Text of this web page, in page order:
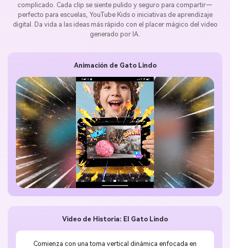
complicado. Cada clip se siente pulido y seguro para compartir—
perfecto para escuelas, YouTube Kids o iniciativas de aprendizaje
digital. Da vida a las ideas más rápido con el placer mágico del video
generado por IA.
Video de Historia: El Gato Lindo
Comienza con una toma vertical dinámica enfocada en
Animación de Gato Lindo